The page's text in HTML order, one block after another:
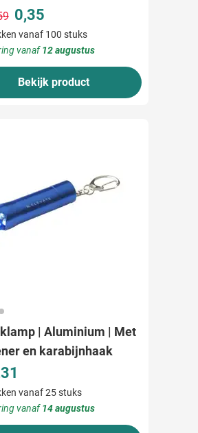
Normale prijs
0,35
vanaf 100 stuks
vanaf12 augustus
Bekijk product
| Aluminium | Met
en karabijnhaak
vanaf 25 stuks
vanaf14 augustus